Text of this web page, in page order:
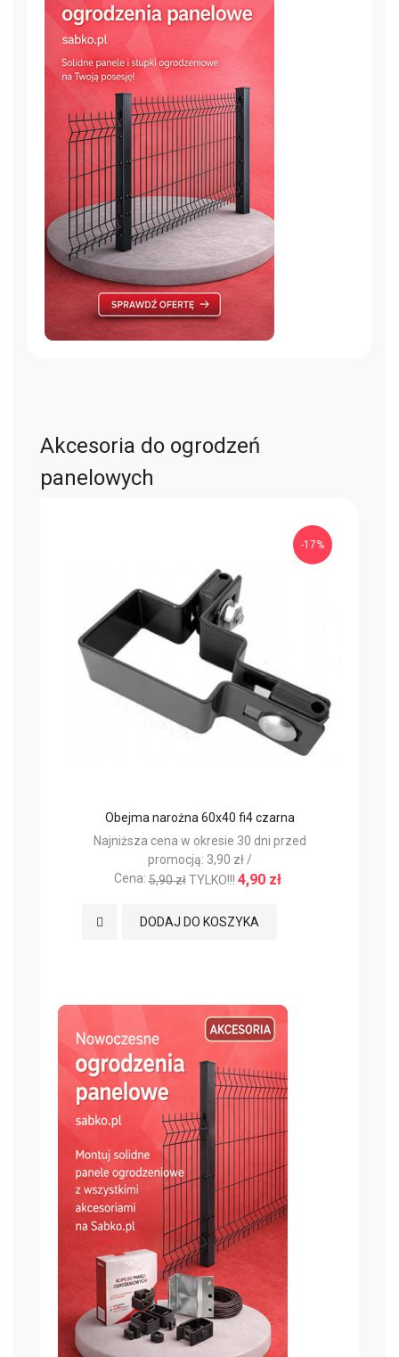
Akcesoria do ogrodzeń
panelowych
-17%
Obejma narożna 60x40 fi4 czarna
Najniższa cena w okresie 30 dni przed
promocją: 3,90 zł /
Cena: 5,90 zł TYLKO!!! 4,90 zł
DODAJ DO KOSZYKA
Dodaj do Ulubionych